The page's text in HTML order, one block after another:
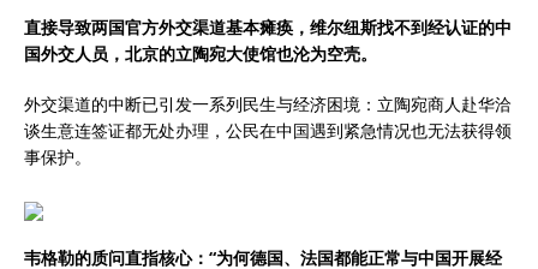
直接导致两国官方外交渠道基本瘫痪，维尔纽斯找不到经认证的中
国外交人员，北京的立陶宛大使馆也沦为空壳。
外交渠道的中断已引发一系列民生与经济困境：立陶宛商人赴华洽
谈生意连签证都无处办理，公民在中国遇到紧急情况也无法获得领
事保护。
韦格勒的质问直指核心：“为何德国、法国都能正常与中国开展经